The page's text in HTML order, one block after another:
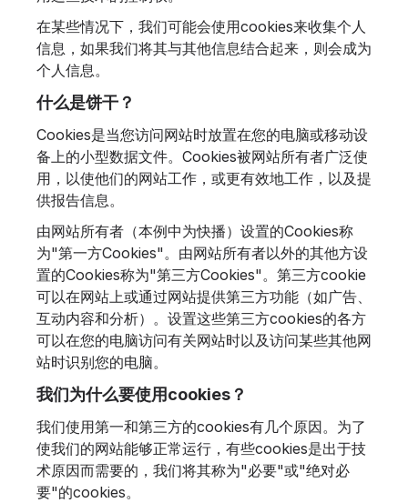
在某些情况下，我们可能会使用cookies来收集个人
信息，如果我们将其与其他信息结合起来，则会成为
个人信息。
什么是饼干？
Cookies是当您访问网站时放置在您的电脑或移动设
备上的小型数据文件。Cookies被网站所有者广泛使
用，以使他们的网站工作，或更有效地工作，以及提
供报告信息。
由网站所有者（本例中为快播）设置的Cookies称
为"第一方Cookies"。由网站所有者以外的其他方设
置的Cookies称为"第三方Cookies"。第三方cookie
可以在网站上或通过网站提供第三方功能（如广告、
互动内容和分析）。设置这些第三方cookies的各方
可以在您的电脑访问有关网站时以及访问某些其他网
站时识别您的电脑。
我们为什么要使用cookies？
我们使用第一和第三方的cookies有几个原因。为了
使我们的网站能够正常运行，有些cookies是出于技
术原因而需要的，我们将其称为"必要"或"绝对必
要"的cookies。